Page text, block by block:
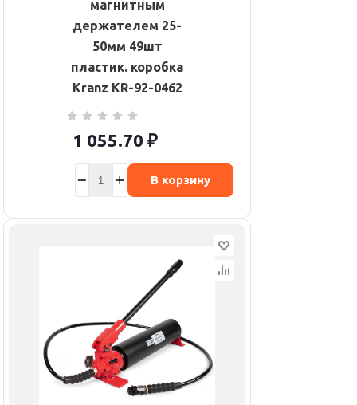
магнитным
держателем 25-
50мм 49шт
пластик. коробка
Kranz KR-92-0462
1 055.70 ₽
В корзину